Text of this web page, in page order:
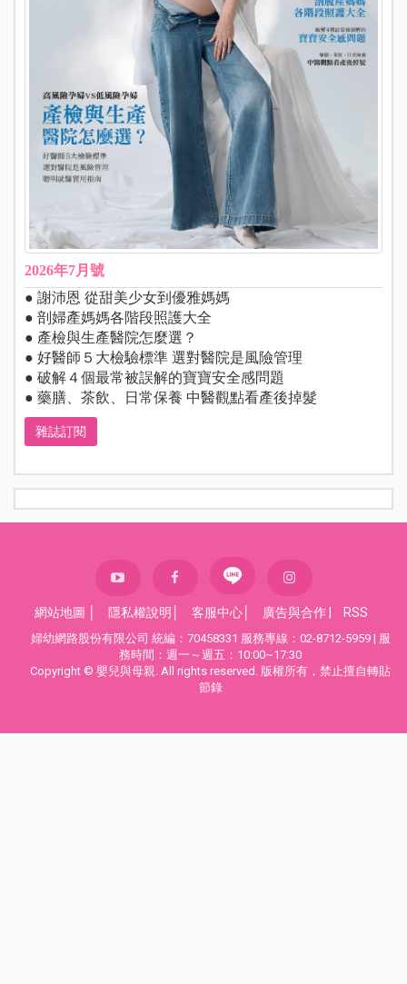
2026年7月號
● 謝沛恩 從甜美少女到優雅媽媽
● 剖婦產媽媽各階段照護大全
● 產檢與生產醫院怎麼選？
● 好醫師５大檢驗標準 選對醫院是風險管理
● 破解４個最常被誤解的寶寶安全感問題
● 藥膳、茶飲、日常保養 中醫觀點看產後掉髮
雜誌訂閱
網站地圖 隱私權說明 客服中心 廣告與合作 RSS
婦幼網路股份有限公司 統編：70458331 服務專線：02-8712-5959 | 服
務時間：週一～週五：10:00~17:30
Copyright © 嬰兒與母親. All rights reserved. 版權所有，禁止擅自轉貼
節錄